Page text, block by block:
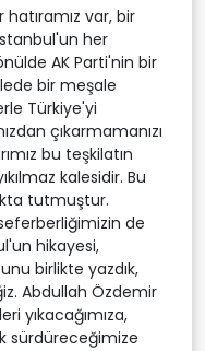
var, bir
her
AK Parti'nin bir
bir meşale
Türkiye'yi
çıkarmamanızı
bu teşkilatın
kalesidir. Bu
tutmuştur.
de
hikayesi,
birlikte yazdık,
Abdullah Özdemir
yıkacağımıza,
sürdüreceğimize